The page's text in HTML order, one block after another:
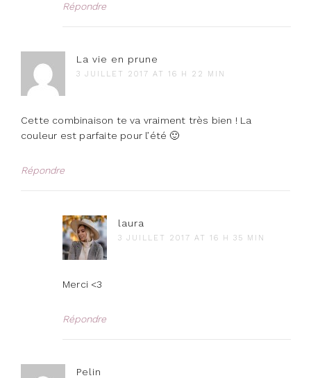
Répondre
La vie en prune
3 JUILLET 2017 AT 16 H 22 MIN
Cette combinaison te va vraiment très bien ! La
couleur est parfaite pour l’été 🙂
Répondre
laura
3 JUILLET 2017 AT 16 H 35 MIN
Merci <3
Répondre
Pelin